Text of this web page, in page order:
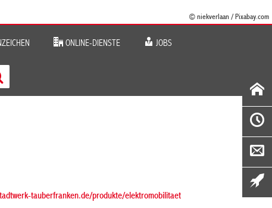
© niekverlaan / Pixabay.com
ONLINE-DIENSTE JOBS
tauberfranken.de/produkte/elektromobilitaet